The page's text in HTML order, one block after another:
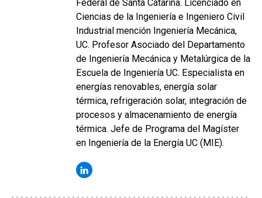
Federal de Santa Catarina. Licenciado en
Ciencias de la Ingeniería e Ingeniero Civil
Industrial mención Ingeniería Mecánica,
UC. Profesor Asociado del Departamento
de Ingeniería Mecánica y Metalúrgica de la
Escuela de Ingeniería UC. Especialista en
energías renovables, energía solar
térmica, refrigeración solar, integración de
procesos y almacenamiento de energía
térmica. Jefe de Programa del Magíster
en Ingeniería de la Energía UC (MIE).